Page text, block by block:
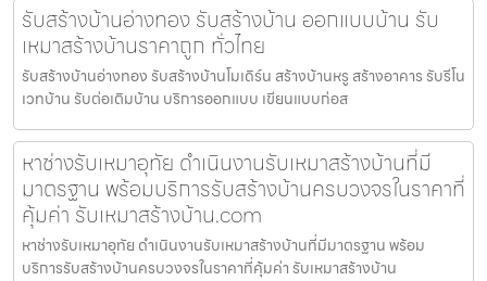
รับสร้างบ้านอ่างทอง รับสร้างบ้าน ออกแบบบ้าน รับ
เหมาสร้างบ้านราคาถูก ทั่วไทย
รับสร้างบ้านอ่างทอง รับสร้างบ้านโมเดิร์น สร้างบ้านหรู สร้างอาคาร รับรีโน
เวทบ้าน รับต่อเติมบ้าน บริการออกแบบ เขียนแบบก่อส
หาช่างรับเหมาอุทัย ดำเนินงานรับเหมาสร้างบ้านที่มี
มาตรฐาน พร้อมบริการรับสร้างบ้านครบวงจรในราคาที่
คุ้มค่า รับเหมาสร้างบ้าน.com
หาช่างรับเหมาอุทัย ดำเนินงานรับเหมาสร้างบ้านที่มีมาตรฐาน พร้อม
บริการรับสร้างบ้านครบวงจรในราคาที่คุ้มค่า รับเหมาสร้างบ้าน